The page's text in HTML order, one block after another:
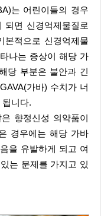
는 어린이들의 경우
되면 신경억제물질로
본적으로 신경억제물
나는 증상이 해당 가
당 부분은 불안과 긴
가바) 수치가 너
니다.
경우에는 해당 가바
을 유발하게 되고 여
는 문제를 가지고 있